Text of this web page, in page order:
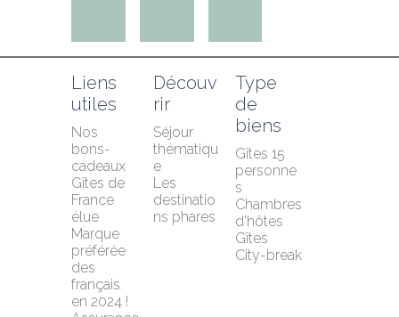
Liens
utiles
Nos
bons-
cadeaux
Gîtes de
France
élue
Marque
préférée
des
français
en 2024 !
Découv
rir
Séjour
thématiqu
e
Les
destinatio
ns phares
Type
de
biens
Gîtes 15
personne
s
Chambres
d'hôtes
Gîtes
City-break